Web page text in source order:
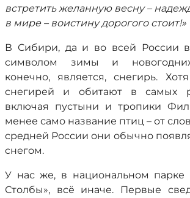
встретить желанную весну –
в мире – воистину дорогого стоит!»
В Сибири, да и во всей России
символом зимы и
конечно, является, снегирь.
снегирей и обитают в самых
включая пустыни и тропики
менее само название птиц – от
средней России они обычно
снегом.
У нас же, в национальном парке
Столбы», всё иначе. Первые